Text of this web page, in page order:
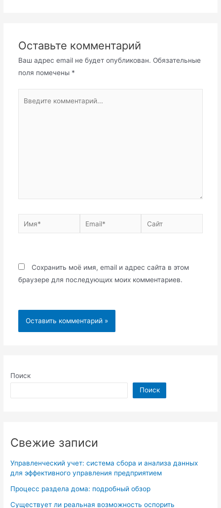
Поиск
Поиск
Свежие записи
Управленческий учет: система сбора и анализа данных
для эффективного управления предприятием
Процесс раздела дома: подробный обзор
Существует ли реальная возможность оспорить
Оставьте комментарий
Ваш адрес email не будет опубликован. Обязательные
поля помечены *
комментарий...
Имя* Email* Сайт
Сохранить моё имя, email и адрес сайта в этом
браузере для последующих моих комментариев.